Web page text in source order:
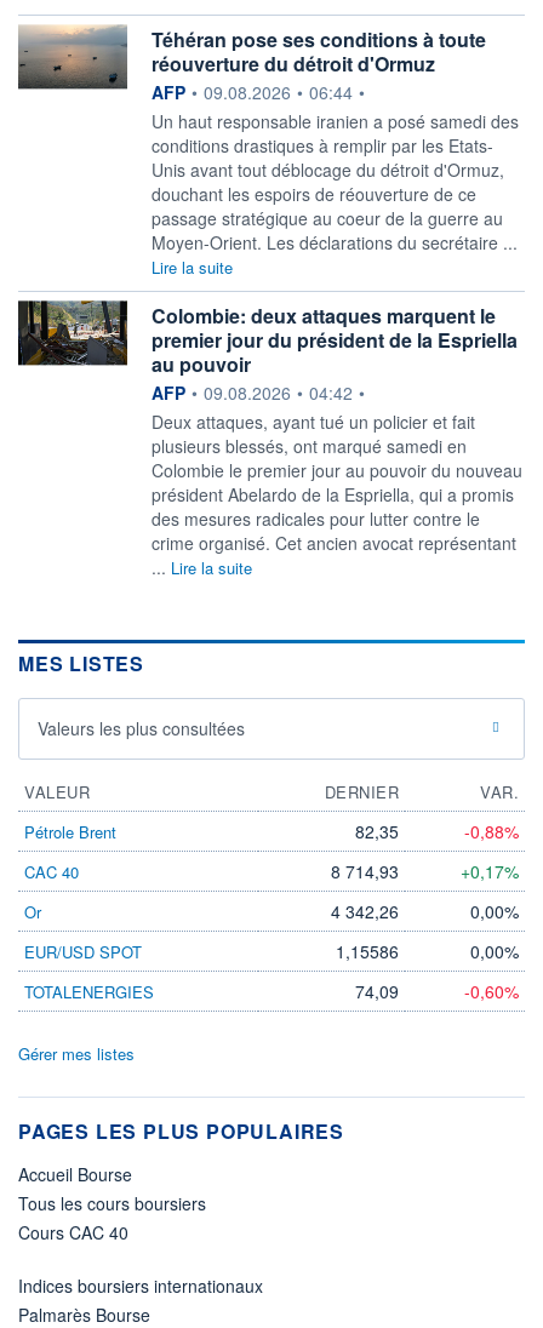
Téhéran pose ses conditions à toute
réouverture du détroit d'Ormuz
information fournie par
AFP • 09.08.2026 • 06:44 •
Un haut responsable iranien a posé samedi des
conditions drastiques à remplir par les Etats-
Unis avant tout déblocage du détroit d'Ormuz,
douchant les espoirs de réouverture de ce
passage stratégique au coeur de la guerre au
Moyen-Orient. Les déclarations du secrétaire ...
Lire la suite
Colombie: deux attaques marquent le
premier jour du président de la Espriella
au pouvoir
information fournie par
AFP • 09.08.2026 • 04:42 •
Deux attaques, ayant tué un policier et fait
plusieurs blessés, ont marqué samedi en
Colombie le premier jour au pouvoir du nouveau
président Abelardo de la Espriella, qui a promis
des mesures radicales pour lutter contre le
crime organisé. Cet ancien avocat représentant
... Lire la suite
MES LISTES
Valeurs les plus consultées
VALEUR DERNIER
VAR.
Pétrole Brent
82,35 -0,88%
CAC 40 8 714,93 +0,17%
Or 4 342,26 0,00%
EUR/USD SPOT 1,15586 0,00%
TOTALENERGIES 74,09 -0,60%
Gérer mes listes
PAGES LES PLUS POPULAIRES
Accueil Bourse
Tous les cours boursiers
Cours CAC 40
Indices boursiers internationaux
Palmarès Bourse